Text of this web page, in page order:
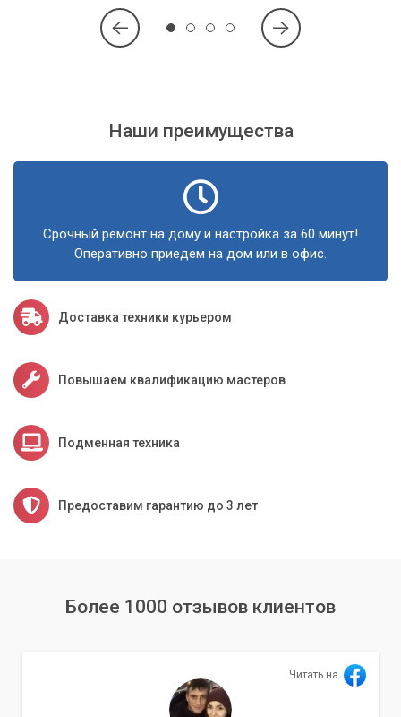
температурах.
Попытки самостоятельной чистки без опыта и нужных
Почему стоит выбрать нас?
Сервисный центр «Компьютерный Мастер» предлагает
услуги профессиональной чистки ноутбуков в Киеве и
работы с ноутбуками различных марок и моделей. Наши
мастера знают все тонкости разборки и сборки, а также
используют только качественные расходные материалы,
такие как профессиональная термопаста.
Обратившись к нам, вы можете быть уверены, что ваш
ноутбук будет обслужен аккуратно и эффективно. Мы
вернем ему прежнюю скорость и тишину работы.
профессионалам из «Компьютерного
перегревом!
необходимая профилактика, которая позволит вашему
Наши преимущества
Срочный ремонт на дому и настройка за 60 минут!
Оперативно приедем на дом или в офис.
Доставка техники курьером
Повышаем квалификацию мастеров
Подменная техника
Предоставим гарантию до 3 лет
Более 1000 отзывов клиентов
Читать на